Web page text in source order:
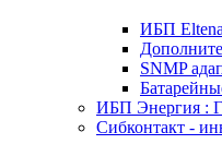
ИБП
SNMP
ИБП Энергия :
Сибконтакт -